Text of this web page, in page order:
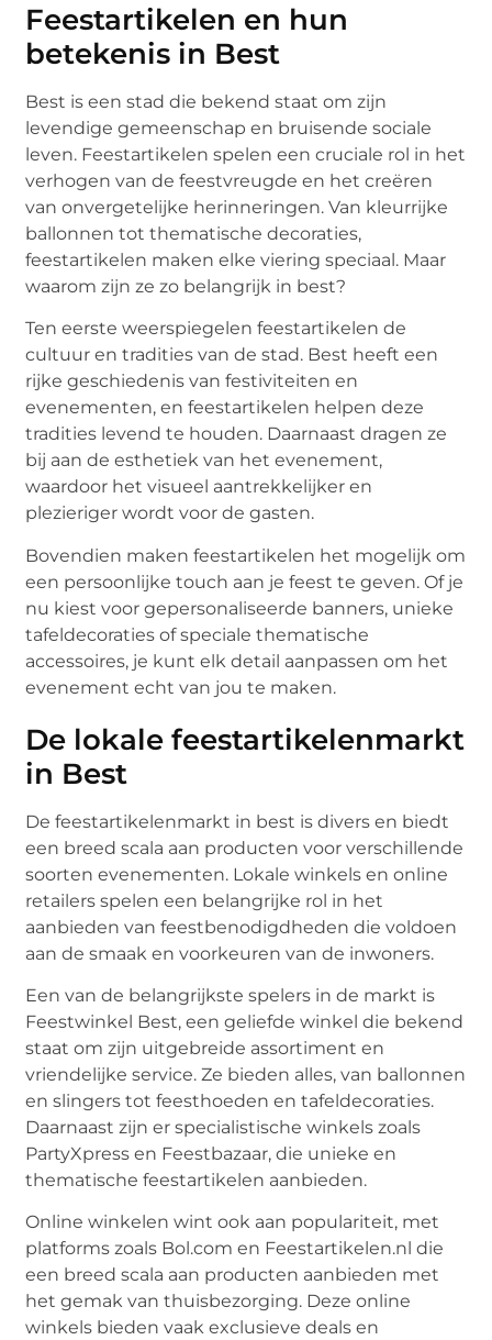
Feestartikelen en hun
betekenis in Best
Best is een stad die bekend staat om zijn
levendige gemeenschap en bruisende sociale
leven. Feestartikelen spelen een cruciale rol in het
verhogen van de feestvreugde en het creëren
van onvergetelijke herinneringen. Van kleurrijke
ballonnen tot thematische decoraties,
feestartikelen maken elke viering speciaal. Maar
waarom zijn ze zo belangrijk in best?
Ten eerste weerspiegelen feestartikelen de
cultuur en tradities van de stad. Best heeft een
rijke geschiedenis van festiviteiten en
evenementen, en feestartikelen helpen deze
tradities levend te houden. Daarnaast dragen ze
bij aan de esthetiek van het evenement,
waardoor het visueel aantrekkelijker en
plezieriger wordt voor de gasten.
Bovendien maken feestartikelen het mogelijk om
een persoonlijke touch aan je feest te geven. Of je
nu kiest voor gepersonaliseerde banners, unieke
tafeldecoraties of speciale thematische
accessoires, je kunt elk detail aanpassen om het
evenement echt van jou te maken.
De lokale feestartikelenmarkt
in Best
De feestartikelenmarkt in best is divers en biedt
een breed scala aan producten voor verschillende
soorten evenementen. Lokale winkels en online
retailers spelen een belangrijke rol in het
aanbieden van feestbenodigdheden die voldoen
aan de smaak en voorkeuren van de inwoners.
Een van de belangrijkste spelers in de markt is
Feestwinkel Best, een geliefde winkel die bekend
staat om zijn uitgebreide assortiment en
vriendelijke service. Ze bieden alles, van ballonnen
en slingers tot feesthoeden en tafeldecoraties.
Daarnaast zijn er specialistische winkels zoals
PartyXpress en Feestbazaar, die unieke en
thematische feestartikelen aanbieden.
Online winkelen wint ook aan populariteit, met
platforms zoals Bol.com en Feestartikelen.nl die
een breed scala aan producten aanbieden met
het gemak van thuisbezorging. Deze online
winkels bieden vaak exclusieve deals en